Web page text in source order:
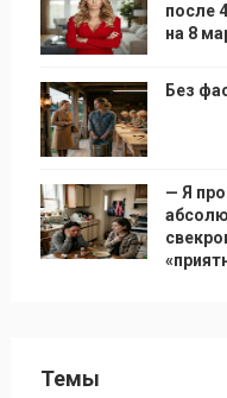
после
на 8
Без
— Я
Темы